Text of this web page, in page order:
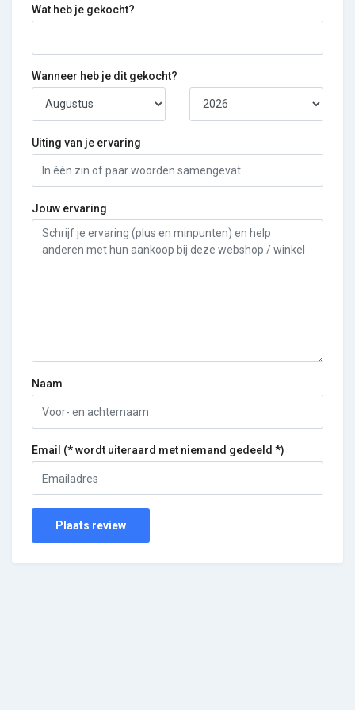
Wat heb je gekocht?
Wanneer heb je dit gekocht?
Uiting van je ervaring
Jouw ervaring
Naam
Email (* wordt uiteraard met niemand gedeeld *)
Plaats review